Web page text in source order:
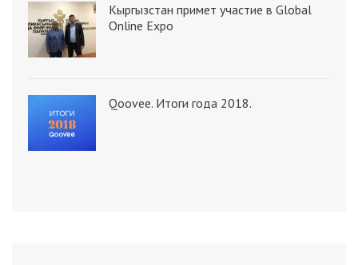
Кыргызстан примет участие в Global
Online Expo
Qoovee. Итоги года 2018.